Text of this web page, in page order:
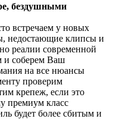
бездушными
встречаем у новых
недостающие клипсы и
реалии современной
и соберем Ваш
на все нюансы
проверим
крепеж, если это
премиум класс
будет более сбитым и